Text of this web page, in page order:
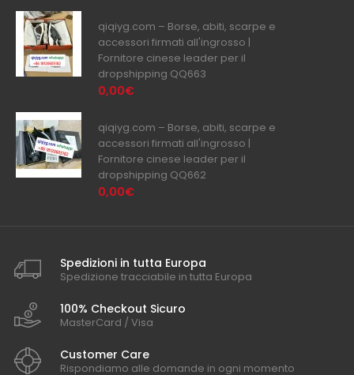
qiqiyg.com – Borse, abiti, scarpe e
accessori firmati all'ingrosso |
Fornitore cinese leader per il
dropshipping QQ663
0,00€
qiqiyg.com – Borse, abiti, scarpe e
accessori firmati all'ingrosso |
Fornitore cinese leader per il
dropshipping QQ662
0,00€
Spedizioni in tutta Europa
Spedizione tracciabile in tutta Europa
100% Checkout Sicuro
MasterCard / Visa
Customer Care
Rispondiamo alle domande in ogni momento